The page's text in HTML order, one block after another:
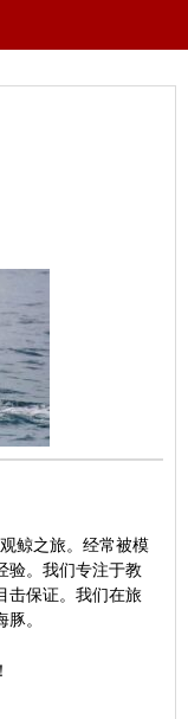
鲸之旅。经常被模
验。我们专注于教
击保证。我们在旅
。